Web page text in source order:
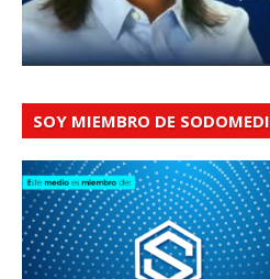
SOY MIEMBRO DE SODOMEDI